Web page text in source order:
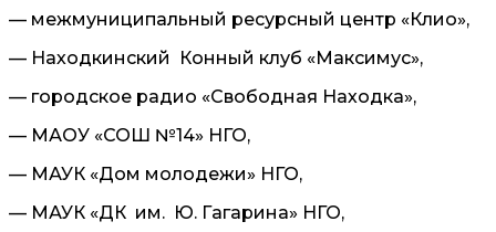
— межмуниципальный ресурсный центр «Клио»,
— Находкинский Конный клуб «Максимус»,
— городское радио «Свободная Находка»,
— МАОУ «СОШ №14» НГО,
— МАУК «Дом молодежи» НГО,
— МАУК «ДК им. Ю. Гагарина» НГО,